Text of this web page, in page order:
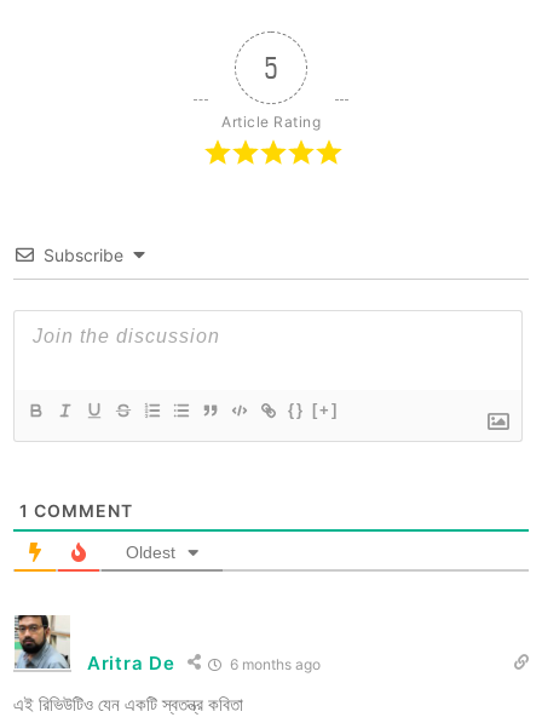
5
Article Rating
Subscribe
{} [+]
1 COMMENT
Oldest
Aritra De 6 months ago
এই রিভিউটিও যেন একটি স্বতন্ত্র কবিতা